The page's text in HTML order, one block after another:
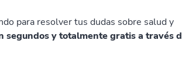
para resolver tus dudas sobre salud y
segundos y totalmente gratis a través